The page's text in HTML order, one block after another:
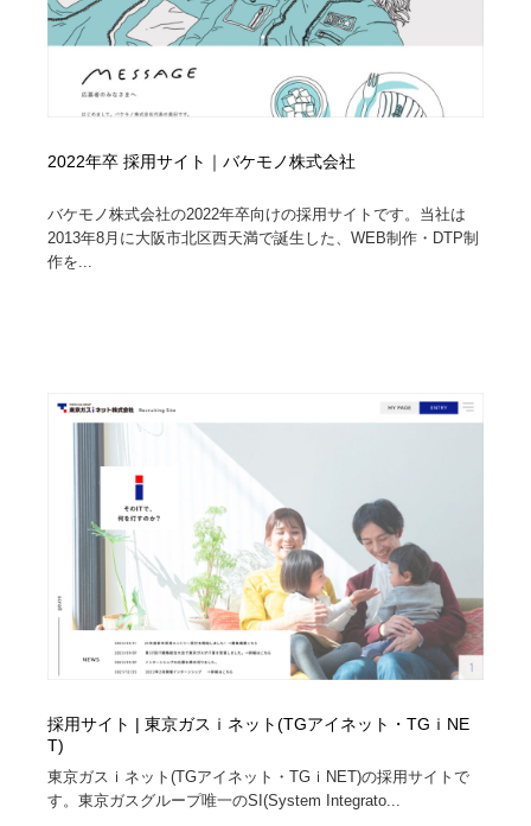
2022年卒 採用サイト｜バケモノ株式会社
バケモノ株式会社の2022年卒向けの採用サイトです。当社は
2013年8月に大阪市北区西天満で誕生した、WEB制作・DTP制
作を...
採用サイト | 東京ガスｉネット(TGアイネット・TGｉNE
T)
東京ガスｉネット(TGアイネット・TGｉNET)の採用サイトで
す。東京ガスグループ唯一のSI(System Integrato...